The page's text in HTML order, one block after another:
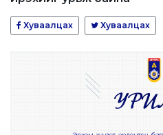
Хуваалцах Хуваалцах